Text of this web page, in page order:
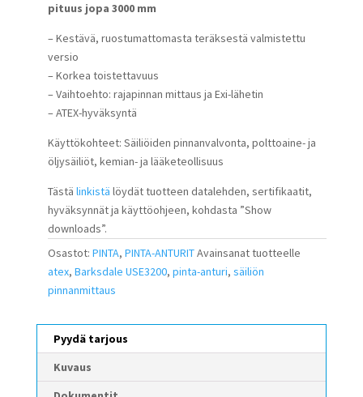
pituus jopa 3000 mm
– Kestävä, ruostumattomasta teräksestä valmistettu
versio
– Korkea toistettavuus
– Vaihtoehto: rajapinnan mittaus ja Exi-lähetin
– ATEX-hyväksyntä
Käyttökohteet: Säiliöiden pinnanvalvonta, polttoaine- ja
öljysäiliöt, kemian- ja lääketeollisuus
Tästä linkistä löydät tuotteen datalehden, sertifikaatit,
hyväksynnät ja käyttöohjeen, kohdasta ”Show
downloads”.
Osastot: PINTA, PINTA-ANTURITAvainsanat tuotteelle
atex, Barksdale USE3200, pinta-anturi, säiliön
pinnanmittaus
Pyydä tarjous
Kuvaus